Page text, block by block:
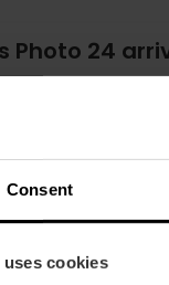
Consent
cookies
Photo 24